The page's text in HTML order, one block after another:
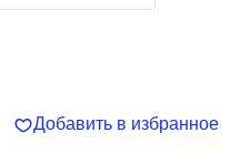
Добавить в избранное